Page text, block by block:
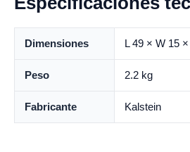
Dimensiones L 49 × W 15
Peso 2.2 kg
Fabricante Kalstein